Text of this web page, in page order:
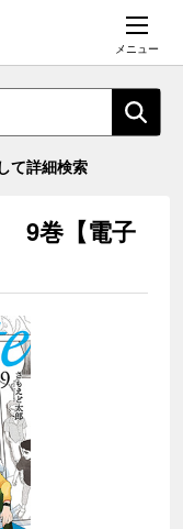
メニュー
て詳細検索
9巻【電子